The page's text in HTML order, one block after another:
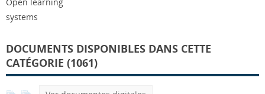
systems
DOCUMENTS DISPONIBLES DANS CETTE
CATÉGORIE (1061)